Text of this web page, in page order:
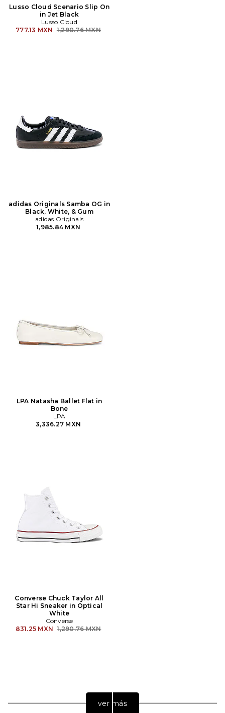
Lusso Cloud Scenario Slip On
in Jet Black
Lusso Cloud
777.13 MXN Precio anterior:
1,290.76 MXN
adidas Originals Samba OG in
Black, White, & Gum
adidas Originals
1,985.84 MXN
LPA Natasha Ballet Flat in
Bone
LPA
3,336.27 MXN
Converse Chuck Taylor All
Star Hi Sneaker in Optical
White
Converse
831.25 MXN Precio anterior:
1,290.76 MXN
ver más